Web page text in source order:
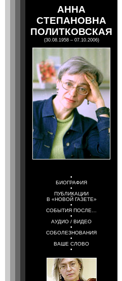
АННА
СТЕПАНОВНА
ПОЛИТКОВСКАЯ
(30.08.1958 – 07.10.2006)
•
БИОГРАФИЯ
•
ПУБЛИКАЦИИ
В «НОВОЙ ГАЗЕТЕ»
•
СОБЫТИЯ ПОСЛЕ…
•
АУДИО / ВИДЕО
•
СОБОЛЕЗНОВАНИЯ
•
ВАШЕ СЛОВО
•